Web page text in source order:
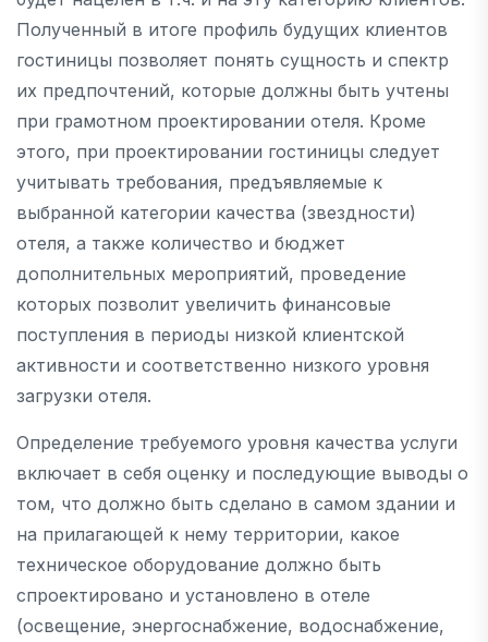
Полученный в итоге профиль будущих клиентов
гостиницы позволяет понять сущность и спектр
их предпочтений, которые должны быть учтены
при грамотном проектировании отеля. Кроме
этого, при проектировании гостиницы следует
учитывать требования, предъявляемые к
выбранной категории качества (звездности)
отеля, а также количество и бюджет
дополнительных мероприятий, проведение
которых позволит увеличить финансовые
поступления в периоды низкой клиентской
активности и соответственно низкого уровня
загрузки отеля.
Определение требуемого уровня качества услуги
включает в себя оценку и последующие выводы о
том, что должно быть сделано в самом здании и
на прилагающей к нему территории, какое
техническое оборудование должно быть
спроектировано и установлено в отеле
(освещение, энергоснабжение, водоснабжение,